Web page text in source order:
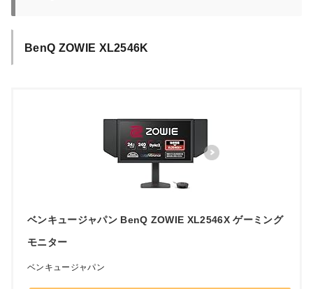
BenQ ZOWIE XL2546K
ベンキュージャパン BenQ ZOWIE XL2546X ゲーミング
モニター
ベンキュージャパン